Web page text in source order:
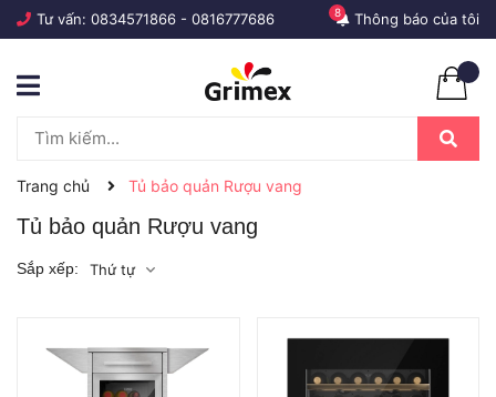
Tư vấn: 0834571866 - 0816777686 Thông báo của tôi
8
Trang chủ Tủ bảo quản Rượu vang
Tủ bảo quản Rượu vang
Sắp xếp: Thứ tự